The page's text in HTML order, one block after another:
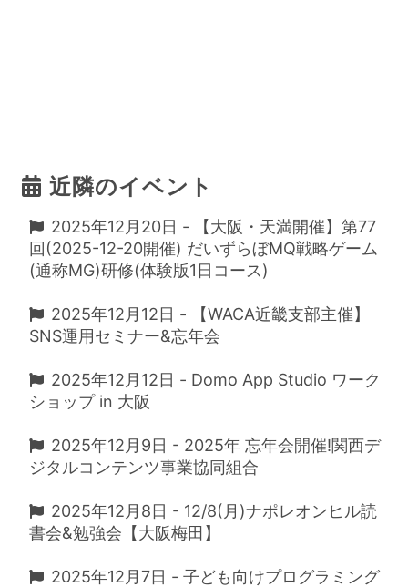
近隣のイベント
2025年12月20日 - 【大阪・天満開催】第77
回(2025-12-20開催) だいずらぼMQ戦略ゲーム
(通称MG)研修(体験版1日コース)
2025年12月12日 - 【WACA近畿支部主催】
SNS運用セミナー&忘年会
2025年12月12日 - Domo App Studio ワーク
ショップ in 大阪
2025年12月9日 - 2025年 忘年会開催!関西デ
ジタルコンテンツ事業協同組合
2025年12月8日 - 12/8(月)ナポレオンヒル読
書会&勉強会【大阪梅田】
2025年12月7日 - 子ども向けプログラミング